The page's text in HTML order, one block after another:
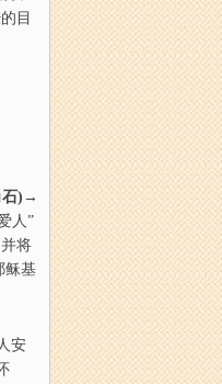
目
石)→
人”
将
稣基
安